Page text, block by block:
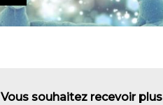
Vous souhaitez recevoir plus